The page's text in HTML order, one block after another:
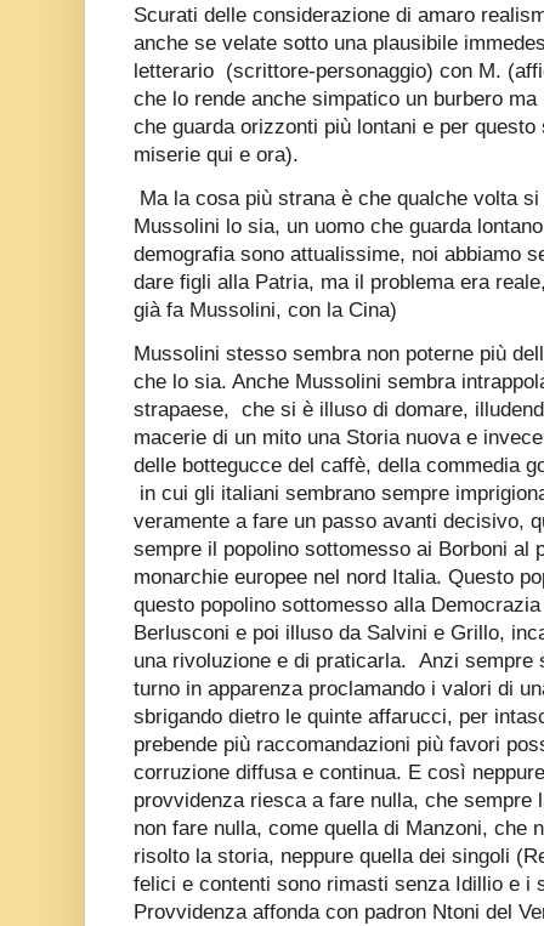
Scurati delle considerazione di amaro
anche se velate sotto una plausibile
letterario (scrittore-personaggio) con M.
che lo rende anche simpatico un burbero
che guarda orizzonti più lontani e per
miserie qui e ora).
Ma la cosa più strana è che qualche volta
Mussolini lo sia, un uomo che guarda
demografia sono attualissime, noi abbiamo
dare figli alla Patria, ma il problema era
già fa Mussolini, con la Cina)
Mussolini stesso sembra non poterne più
che lo sia. Anche Mussolini sembra
strapaese, che si è illuso di domare,
macerie di un mito una Storia nuova e
delle bottegucce del caffè, della commedia
in cui gli italiani sembrano sempre
veramente a fare un passo avanti decisivo,
sempre il popolino sottomesso ai Borboni al
monarchie europee nel nord Italia. Questo
questo popolino sottomesso alla
Berlusconi e poi illuso da Salvini e Grillo,
una rivoluzione e di praticarla. Anzi sempre
turno in apparenza proclamando i valori di
sbrigando dietro le quinte affarucci, per
prebende più raccomandazioni più favori
corruzione diffusa e continua. E così
provvidenza riesca a fare nulla, che sempre
non fare nulla, come quella di Manzoni, che
risolto la storia, neppure quella dei singoli
felici e contenti sono rimasti senza Idillio e i
Provvidenza affonda con padron Ntoni del